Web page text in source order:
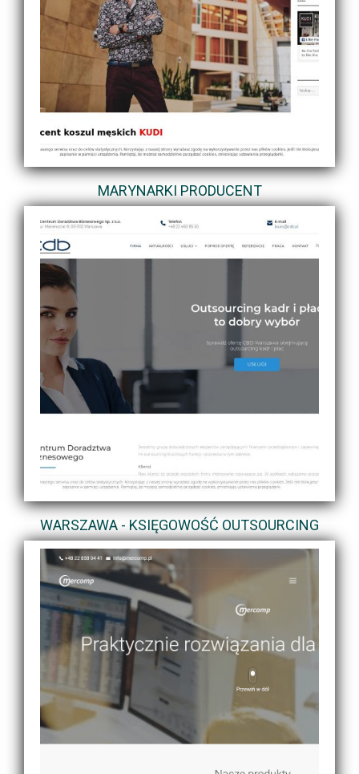
MARYNARKI PRODUCENT
WARSZAWA - KSIĘGOWOŚĆ OUTSOURCING